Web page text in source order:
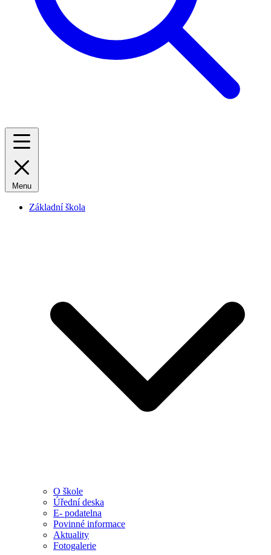
Menu
Základní škola
O škole
Úřední deska
E- podatelna
Povinné informace
Aktuality
Fotogalerie